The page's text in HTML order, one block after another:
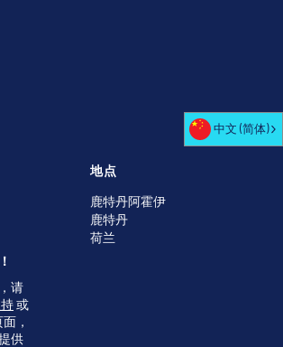
地点
鹿特丹阿霍伊
鹿特丹
荷兰
请
或
，
供
中文 (简体)